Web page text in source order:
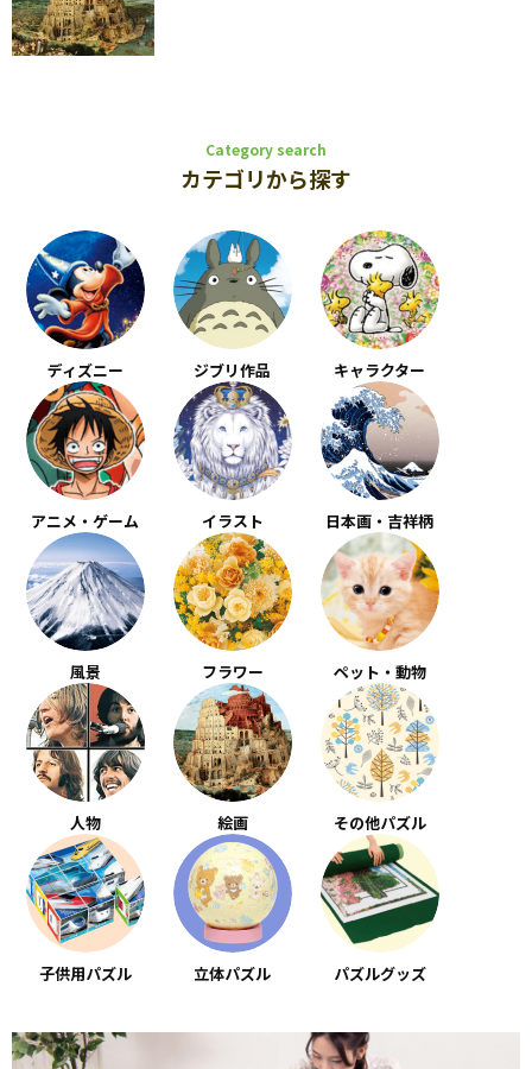
Category search
カテゴリから探す
ディズニー ジブリ作品 キャラクター
アニメ・ゲーム イラスト 日本画・吉祥柄
風景 フラワー ペット・動物
人物 絵画 その他パズル
子供用パズル 立体パズル パズルグッズ